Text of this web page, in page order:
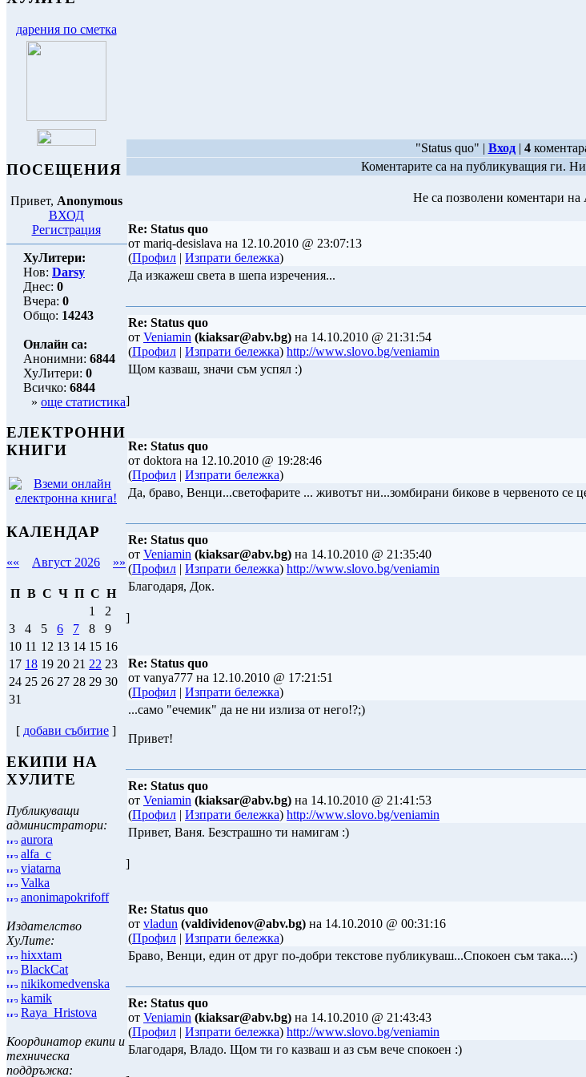
дарения по сметка
ПОСЕЩЕНИЯ
Привет, Anonymous
ВХОД
Регистрация
ХуЛитери:
Нов: Darsy
Днес: 0
Вчера: 0
Общо: 14243
Онлайн са:
Анонимни: 6844
ХуЛитери: 0
Всичко: 6844
» още статистика
ЕЛЕКТРОННИ
КНИГИ
КАЛЕНДАР
«« Август 2026 »»
П В С Ч П С Н
1
2
3
4 5 6 7 8
9
10 11 12 13 14 15 16
17 18 19 20 21 22 23
24 25 26 27 28 29 30
31
[ добави събитие ]
ЕКИПИ НА
ХУЛИТЕ
Публикуващи
администратори:
aurora
alfa_c
viatarna
Valka
anonimapokrifoff
Издателство
ХуЛите:
hixxtam
BlackCat
nikikomedvenska
kamik
Raya_Hristova
Координатор екипи и
техническа
поддръжка:
"Status quo" | Вход| 4
Коментарите са на публикуващия ги.
Не са позволени коментари
Re: Status quo
от mariq-desislava на 12.10.2010 @ 23:07:13
(Профил | Изпрати бележка)
Да изкажеш света в шепа изречения...
Re: Status quo
от Veniamin (kiaksar@abv.bg) на 14.10.2010 @ 21:31:54
(Профил | Изпрати бележка) http://www.slovo.bg/veniamin
Щом казваш, значи съм успял :)
]
Re: Status quo
от doktora на 12.10.2010 @ 19:28:46
(Профил | Изпрати бележка)
Да, браво, Венци...светофарите ... животът ни...зомбирани бикове в червеното се
Re: Status quo
от Veniamin (kiaksar@abv.bg) на 14.10.2010 @ 21:35:40
(Профил | Изпрати бележка) http://www.slovo.bg/veniamin
Благодаря, Док.
]
Re: Status quo
от vanya777 на 12.10.2010 @ 17:21:51
(Профил | Изпрати бележка)
...само "ечемик" да не ни излиза от него!?;)
Привет!
Re: Status quo
от Veniamin (kiaksar@abv.bg) на 14.10.2010 @ 21:41:53
(Профил | Изпрати бележка) http://www.slovo.bg/veniamin
Привет, Ваня. Безстрашно ти намигам :)
]
Re: Status quo
от vladun (valdividenov@abv.bg) на 14.10.2010 @ 00:31:16
(Профил | Изпрати бележка)
Браво, Венци, един от друг по-добри текстове публикуваш...Спокоен съм така...:)
Re: Status quo
от Veniamin (kiaksar@abv.bg) на 14.10.2010 @ 21:43:43
(Профил | Изпрати бележка) http://www.slovo.bg/veniamin
Благодаря, Владо. Щом ти го казваш и аз съм вече спокоен :)